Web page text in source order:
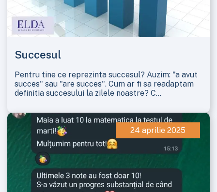
Succesul
Pentru tine ce reprezinta succesul? Auzim: "a avut
succes" sau "are succes". Cum ar fi sa readaptam
definitia succesului la zilele noastre? C...
24 aprilie 2025